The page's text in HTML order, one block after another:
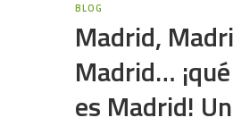
BLOG
Madrid,
Madrid…
es Madrid!